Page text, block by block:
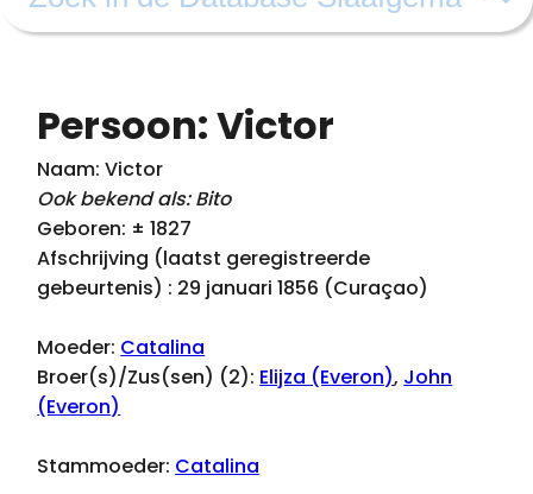
Persoon: Victor
Naam: Victor
Ook bekend als: Bito
Geboren: ± 1827
Afschrijving (laatst geregistreerde
gebeurtenis) : 29 januari 1856 (Curaçao)
Moeder: Catalina
Broer(s)/Zus(sen) (2): Elijza (Everon), John
(Everon)
Stammoeder: Catalina